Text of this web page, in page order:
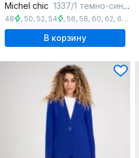
Michel chic 1337/1 темно-синий
48 , 50, 52, 54 , 56, 58, 60, 62, 64 ,
В корзину